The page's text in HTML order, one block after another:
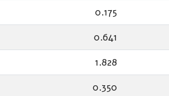
0.175
0.641
1.828
0.350